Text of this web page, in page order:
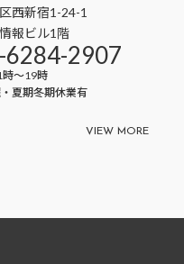
西新宿1-24-1
報ビル1階
6284-2907
時～19時
夏期冬期休業有